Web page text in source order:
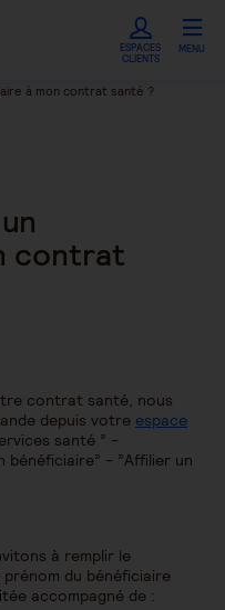
ESPACES
CLIENTS
MENU
à mon contrat santé ?
contrat
contrat santé, nous
depuis votre espace
santé ” -
bénéficiaire” - ”Affilier un
à remplir le
du bénéficiaire
accompagné de :